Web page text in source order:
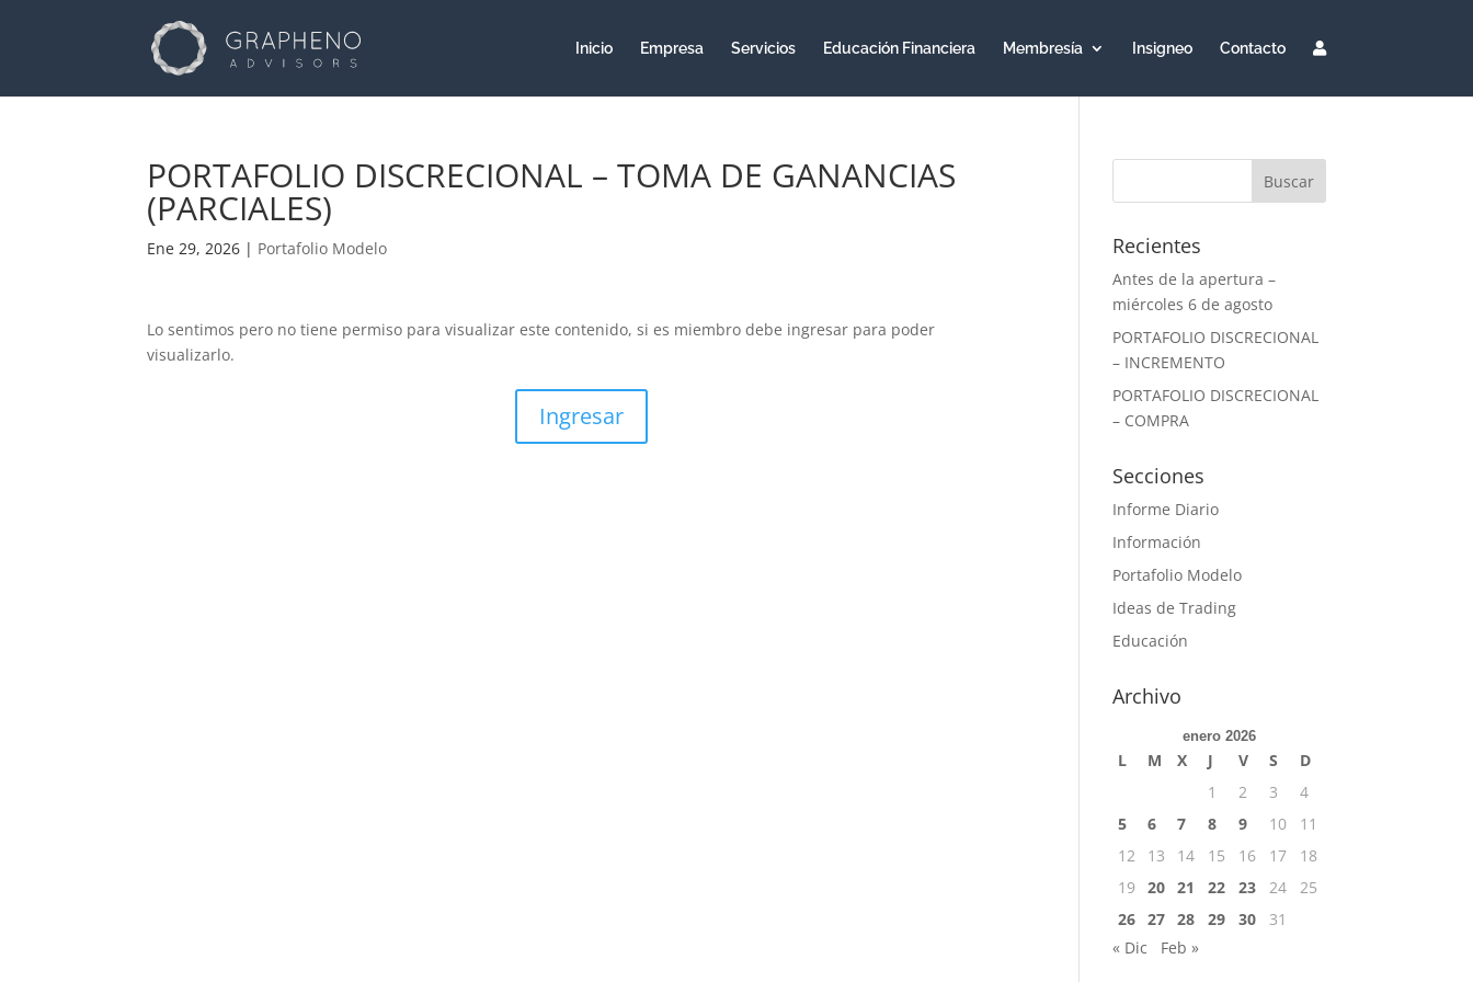
Inicio Empresa Servicios Educación Financiera Membresía Insigneo Contacto
PORTAFOLIO DISCRECIONAL – TOMA DE GANANCIAS
(PARCIALES)
Ene 29, 2026 | Portafolio Modelo
Lo sentimos pero no tiene permiso para visualizar este contenido, si es miembro debe ingresar para poder
visualizarlo.
Ingresar
Recientes
Antes de la apertura –
miércoles 6 de agosto
PORTAFOLIO DISCRECIONAL
– INCREMENTO
PORTAFOLIO DISCRECIONAL
– COMPRA
Secciones
Informe Diario
Información
Portafolio Modelo
Ideas de Trading
Educación
Archivo
enero 2026
L M X J V S
D
1
2 3
4
5
6 7 8 9 10
11
12
13 14 15 16 17
18
19
20 21 22 23 24
25
26 27 28 29 30
31
« Dic
Feb »